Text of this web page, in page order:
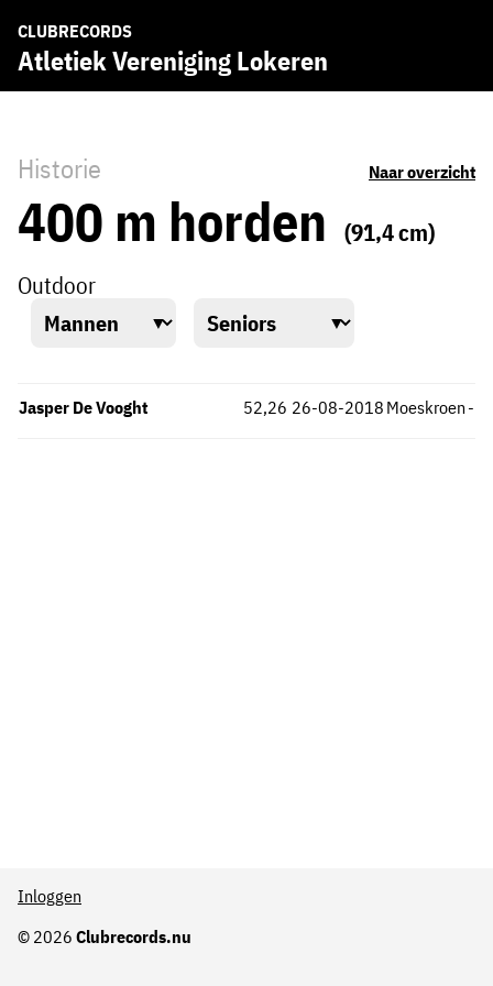
CLUBRECORDS
Atletiek Vereniging Lokeren
Historie Naar overzicht
400 m horden
(91,4 cm)
Outdoor
Jasper De Vooght Moeskroen
52,26 -
26-08-2018
© 2026 Clubrecords.nu
Inloggen